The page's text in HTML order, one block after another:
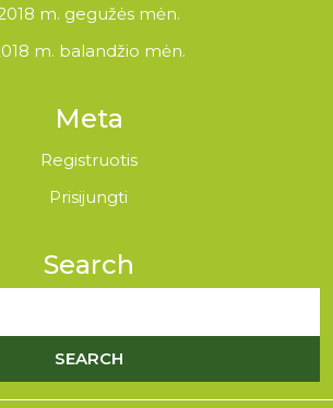
m. gegužės mėn.
m. balandžio mėn.
Meta
Registruotis
Prisijungti
Search